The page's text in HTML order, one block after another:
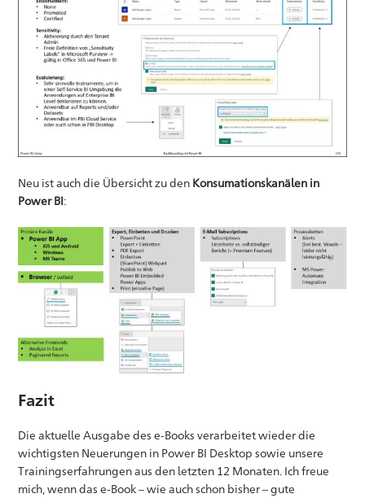
Neu ist auch die Übersicht zu den Konsumationskanälen in
Power BI:
Fazit
Die aktuelle Ausgabe des e-Books verarbeitet wieder die
wichtigsten Neuerungen in Power BI Desktop sowie unsere
Trainingserfahrungen aus den letzten 12 Monaten. Ich freue
mich, wenn das e-Book – wie auch schon bisher – gute